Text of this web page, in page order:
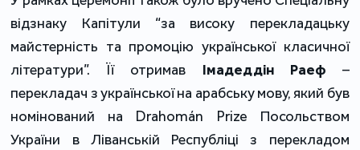
відзнаку Капітули “за високу перекладацьку
майстерність та промоцію української класичної
літератури”. Її отримав Імадеддін Раеф –
перекладач з української на арабську мову, який був
номінований на Drahomán Prize Посольством
України в Ліванській Республіці з перекладом